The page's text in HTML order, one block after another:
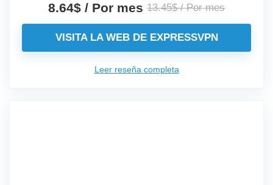
8.64$ / Por mes 13.45$ / Por mes
VISITA LA WEB DE EXPRESSVPN
Leer reseña completa